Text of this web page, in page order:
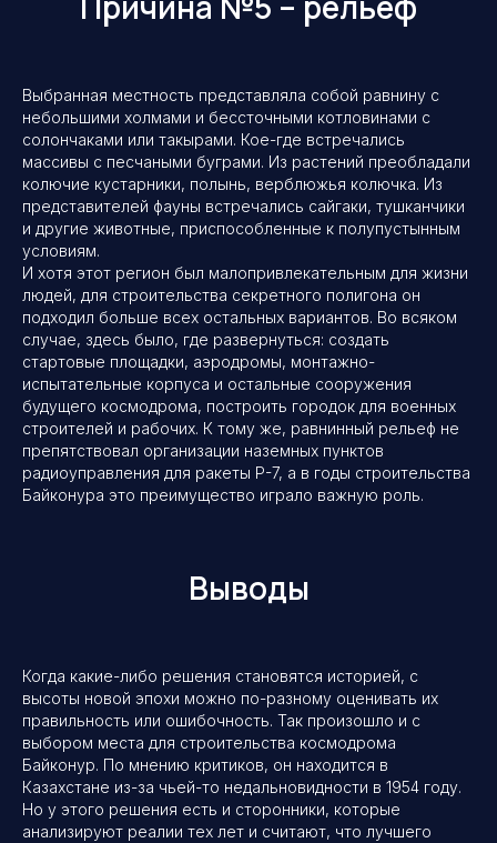
Выбранная местность представляла собой равнину с
небольшими холмами и бессточными котловинами с
солончаками или такырами. Кое-где встречались
массивы с песчаными буграми. Из растений преобладали
колючие кустарники, полынь, верблюжья колючка. Из
представителей фауны встречались сайгаки, тушканчики
и другие животные, приспособленные к полупустынным
условиям.
И хотя этот регион был малопривлекательным для жизни
людей, для строительства секретного полигона он
подходил больше всех остальных вариантов. Во всяком
случае, здесь было, где развернуться: создать
стартовые площадки, аэродромы, монтажно-
испытательные корпуса и остальные сооружения
будущего космодрома, построить городок для военных
строителей и рабочих. К тому же, равнинный рельеф не
препятствовал организации наземных пунктов
радиоуправления для ракеты Р-7, а в годы строительства
Байконура это преимущество играло важную роль.
Выводы
Когда какие-либо решения становятся историей, с
высоты новой эпохи можно по-разному оценивать их
правильность или ошибочность. Так произошло и с
выбором места для строительства космодрома
Байконур. По мнению критиков, он находится в
Казахстане из-за чьей-то недальновидности в 1954 году.
Но у этого решения есть и сторонники, которые
анализируют реалии тех лет и считают, что лучшего
Туризма»
2009−2026гг. Все права защищены.
Копирование запрещено
Политика конфиденциальности
Разработка сайта
стоит!
Мы будем вместе продолжать работать